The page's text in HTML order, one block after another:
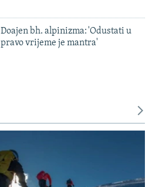
Doajen bh. alpinizma: 'Odustati u
pravo vrijeme je mantra'